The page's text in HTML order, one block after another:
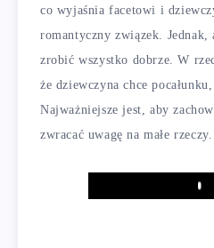
co wyjaśnia facetowi i
romantyczny związek. Jednak,
zrobić wszystko dobrze. W
że dziewczyna chce
Najważniejsze jest, aby
zwracać uwagę na małe rzeczy.